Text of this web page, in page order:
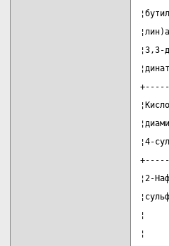
¦4-
¦2-
¦
¦